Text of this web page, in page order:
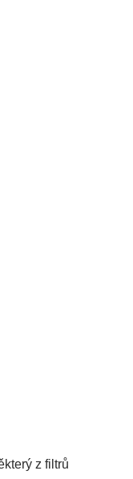
z filtrů